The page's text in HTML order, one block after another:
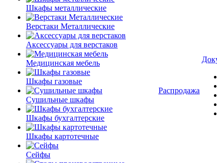
Шкафы металлические
Верстаки Металлические
Аксессуары для верстаков
Медицинская мебель
Шкафы газовые
Сушильные шкафы
Шкафы бухгалтерские
Шкафы картотечные
Сейфы
Распродажа